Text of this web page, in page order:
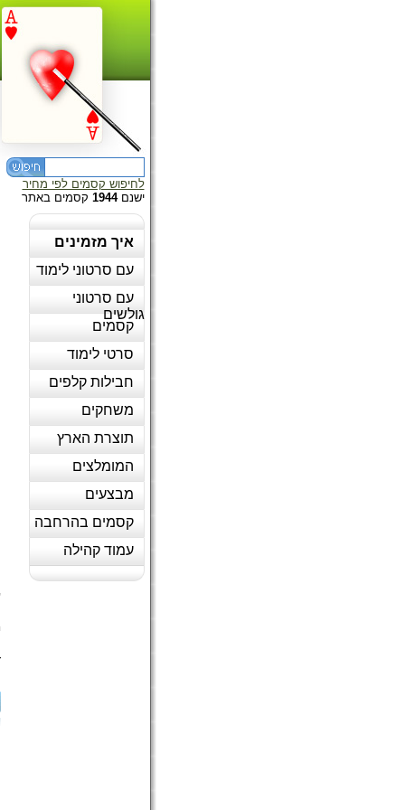
לחיפוש קסמים לפי מחיר
ישנם1944 קסמים באתר
איך מזמינים
עם סרטוני לימוד
עם סרטוני
גולשים
קסמים
סרטי לימוד
חבילות קלפים
משחקים
תוצרת הארץ
המומלצים
מבצעים
קסמים בהרחבה
עמוד קהילה